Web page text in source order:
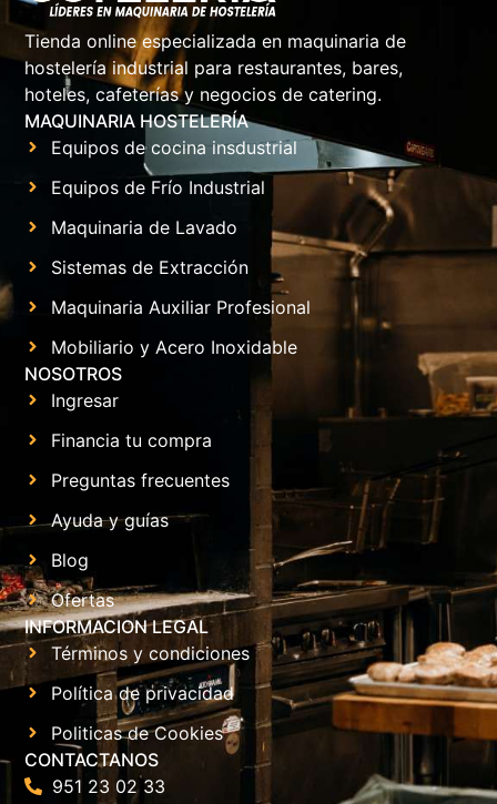
Tienda online especializada en maquinaria de
hostelería industrial para restaurantes, bares,
hoteles, cafeterías y negocios de catering.
MAQUINARIA HOSTELERÍA
Equipos de cocina insdustrial
Equipos de Frío Industrial
Maquinaria de Lavado
Sistemas de Extracción
Maquinaria Auxiliar Profesional
Mobiliario y Acero Inoxidable
NOSOTROS
Ingresar
Financia tu compra
Preguntas frecuentes
Ayuda y guías
Blog
Ofertas
INFORMACION LEGAL
Términos y condiciones
Política de privacidad
Politicas de Cookies
CONTACTANOS
951 23 02 33